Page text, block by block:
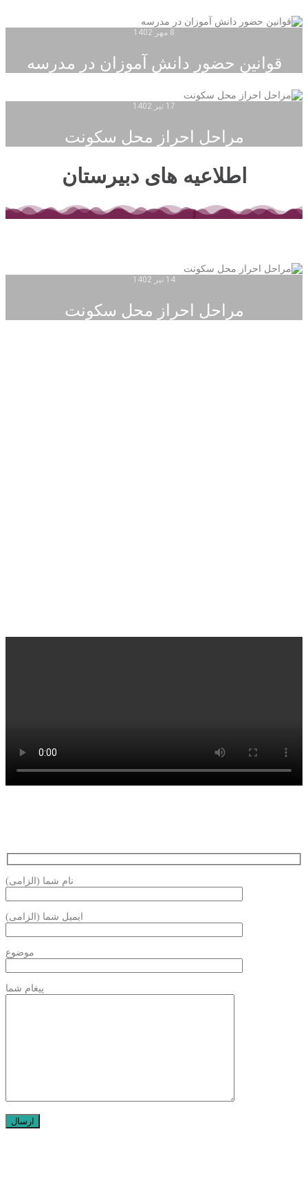
8 مهر 1402
قوانین حضور دانش آموزان در مدرسه
17 تیر 1402
مراحل احراز محل سکونت
اطلاعیه های دبیرستان
14 تیر 1402
مراحل احراز محل سکونت
نام شما (الزامی)
ایمیل شما (الزامی)
موضوع
پیغام شما